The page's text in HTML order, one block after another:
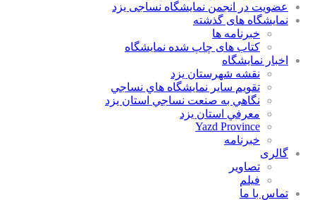
عضویت در انجمن نمایشگاه نساجی یزد
نمایشگاه های گذشته
خبرنامه ها
کتاب های چاپ شده نمایشگاه
اخبار نمايشگاه
نقشه شهرستان يزد
تقويم ساير نمايشگاه هاي نساجي
نگاهي به صنعت نساجي استان يزد
معرفي استان يزد
Yazd Province
خبرنامه
گالری
تصاوير
فيلم
تماس با ما